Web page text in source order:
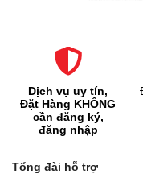
Dịch vụ uy tín,
Đặt Hàng KHÔNG
cần đăng ký,
đăng nhập
Tổng đài hỗ trợ